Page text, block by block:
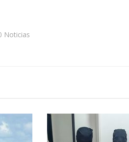
Noticias